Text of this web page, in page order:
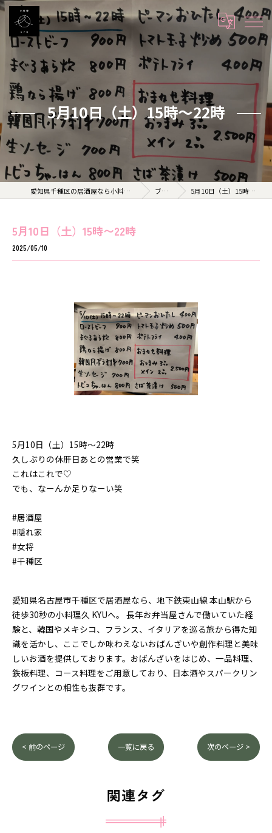
5月10日（土）15時〜22時
愛知県千種区の居酒屋なら小料理 久 KYU ブログ 5月10日（土）15時〜22時
5月10日（土）15時〜22時
2025/05/10
5月10日（土）15時〜22時
久しぶりの休肝日あとの営業で笑
これはこれで♡
でも、なーんか足りなーい笑
#居酒屋
#隠れ家
#女将
#千種区
愛知県名古屋市千種区で居酒屋なら、地下鉄東山線 本山駅から
徒歩30秒の小料理久 KYUへ。 長年お弁当屋さんで働いていた経
験と、韓国やメキシコ、フランス、イタリアを巡る旅から得た知
識を活かし、ここでしか味わえないおばんざいや創作料理と美味
しいお酒を提供しております。おばんざいをはじめ、一品料理、
鉄板料理、コース料理をご用意しており、日本酒やスパークリン
グワインとの相性も抜群です。
< 前のページ 一覧に戻る 次のページ >
関連タグ